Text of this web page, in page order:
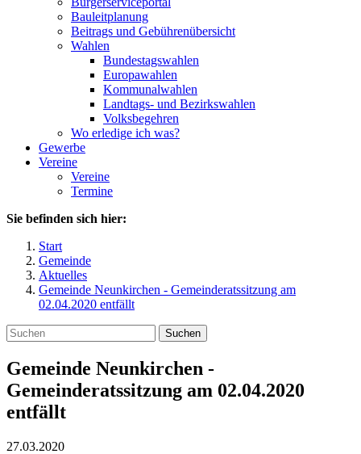
Bauleitplanung
Beitrags und Gebührenübersicht
Wahlen
Bundestagswahlen
Europawahlen
Kommunalwahlen
Landtags- und Bezirkswahlen
Volksbegehren
Wo erledige ich was?
Gewerbe
Vereine
Vereine
Termine
Sie befinden sich hier:
Start
Gemeinde
Aktuelles
Gemeinde Neunkirchen - Gemeinderatssitzung am
02.04.2020 entfällt
Suchen
Gemeinde Neunkirchen -
Gemeinderatssitzung am 02.04.2020
entfällt
27.03.2020